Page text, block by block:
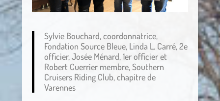
Sylvie Bouchard, coordonnatrice,
Fondation Source Bleue, Linda L. Carré, 2e
officier, Josée Ménard, 1er officier et
Robert Cuerrier membre, Southern
Cruisers Riding Club, chapitre de
Varennes